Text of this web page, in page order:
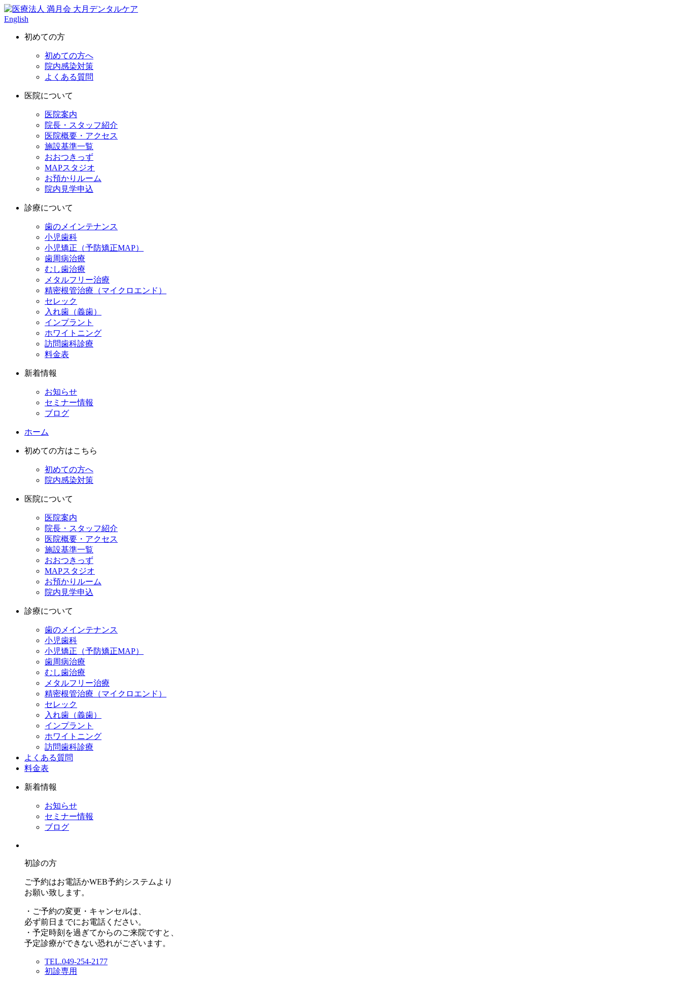
English
初めての方
初めての方へ
院内感染対策
よくある質問
医院について
医院案内
院長・スタッフ紹介
医院概要・アクセス
施設基準一覧
おおつきっず
MAPスタジオ
お預かりルーム
院内見学申込
診療について
歯のメインテナンス
小児歯科
小児矯正（予防矯正MAP）
歯周病治療
むし歯治療
メタルフリー治療
精密根管治療（マイクロエンド）
セレック
入れ歯（義歯）
インプラント
ホワイトニング
訪問歯科診療
料金表
新着情報
お知らせ
セミナー情報
ブログ
ホーム
初めての方はこちら
初めての方へ
院内感染対策
医院について
医院案内
院長・スタッフ紹介
医院概要・アクセス
施設基準一覧
おおつきっず
MAPスタジオ
お預かりルーム
院内見学申込
診療について
歯のメインテナンス
小児歯科
小児矯正（予防矯正MAP）
歯周病治療
むし歯治療
メタルフリー治療
精密根管治療（マイクロエンド）
セレック
入れ歯（義歯）
インプラント
ホワイトニング
訪問歯科診療
よくある質問
料金表
新着情報
お知らせ
セミナー情報
ブログ
初診の方
ご予約はお電話かWEB予約システムより
お願い致します。
・ご予約の変更・キャンセルは、
必ず前日までにお電話ください。
・予定時刻を過ぎてからのご来院ですと、
予定診療ができない恐れがございます。
TEL.049-254-2177
初診専用